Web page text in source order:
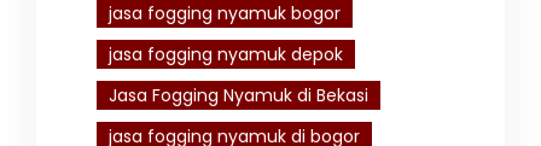
jasa fogging nyamuk bogor
jasa fogging nyamuk depok
Jasa Fogging Nyamuk di Bekasi
jasa fogging nyamuk di bogor